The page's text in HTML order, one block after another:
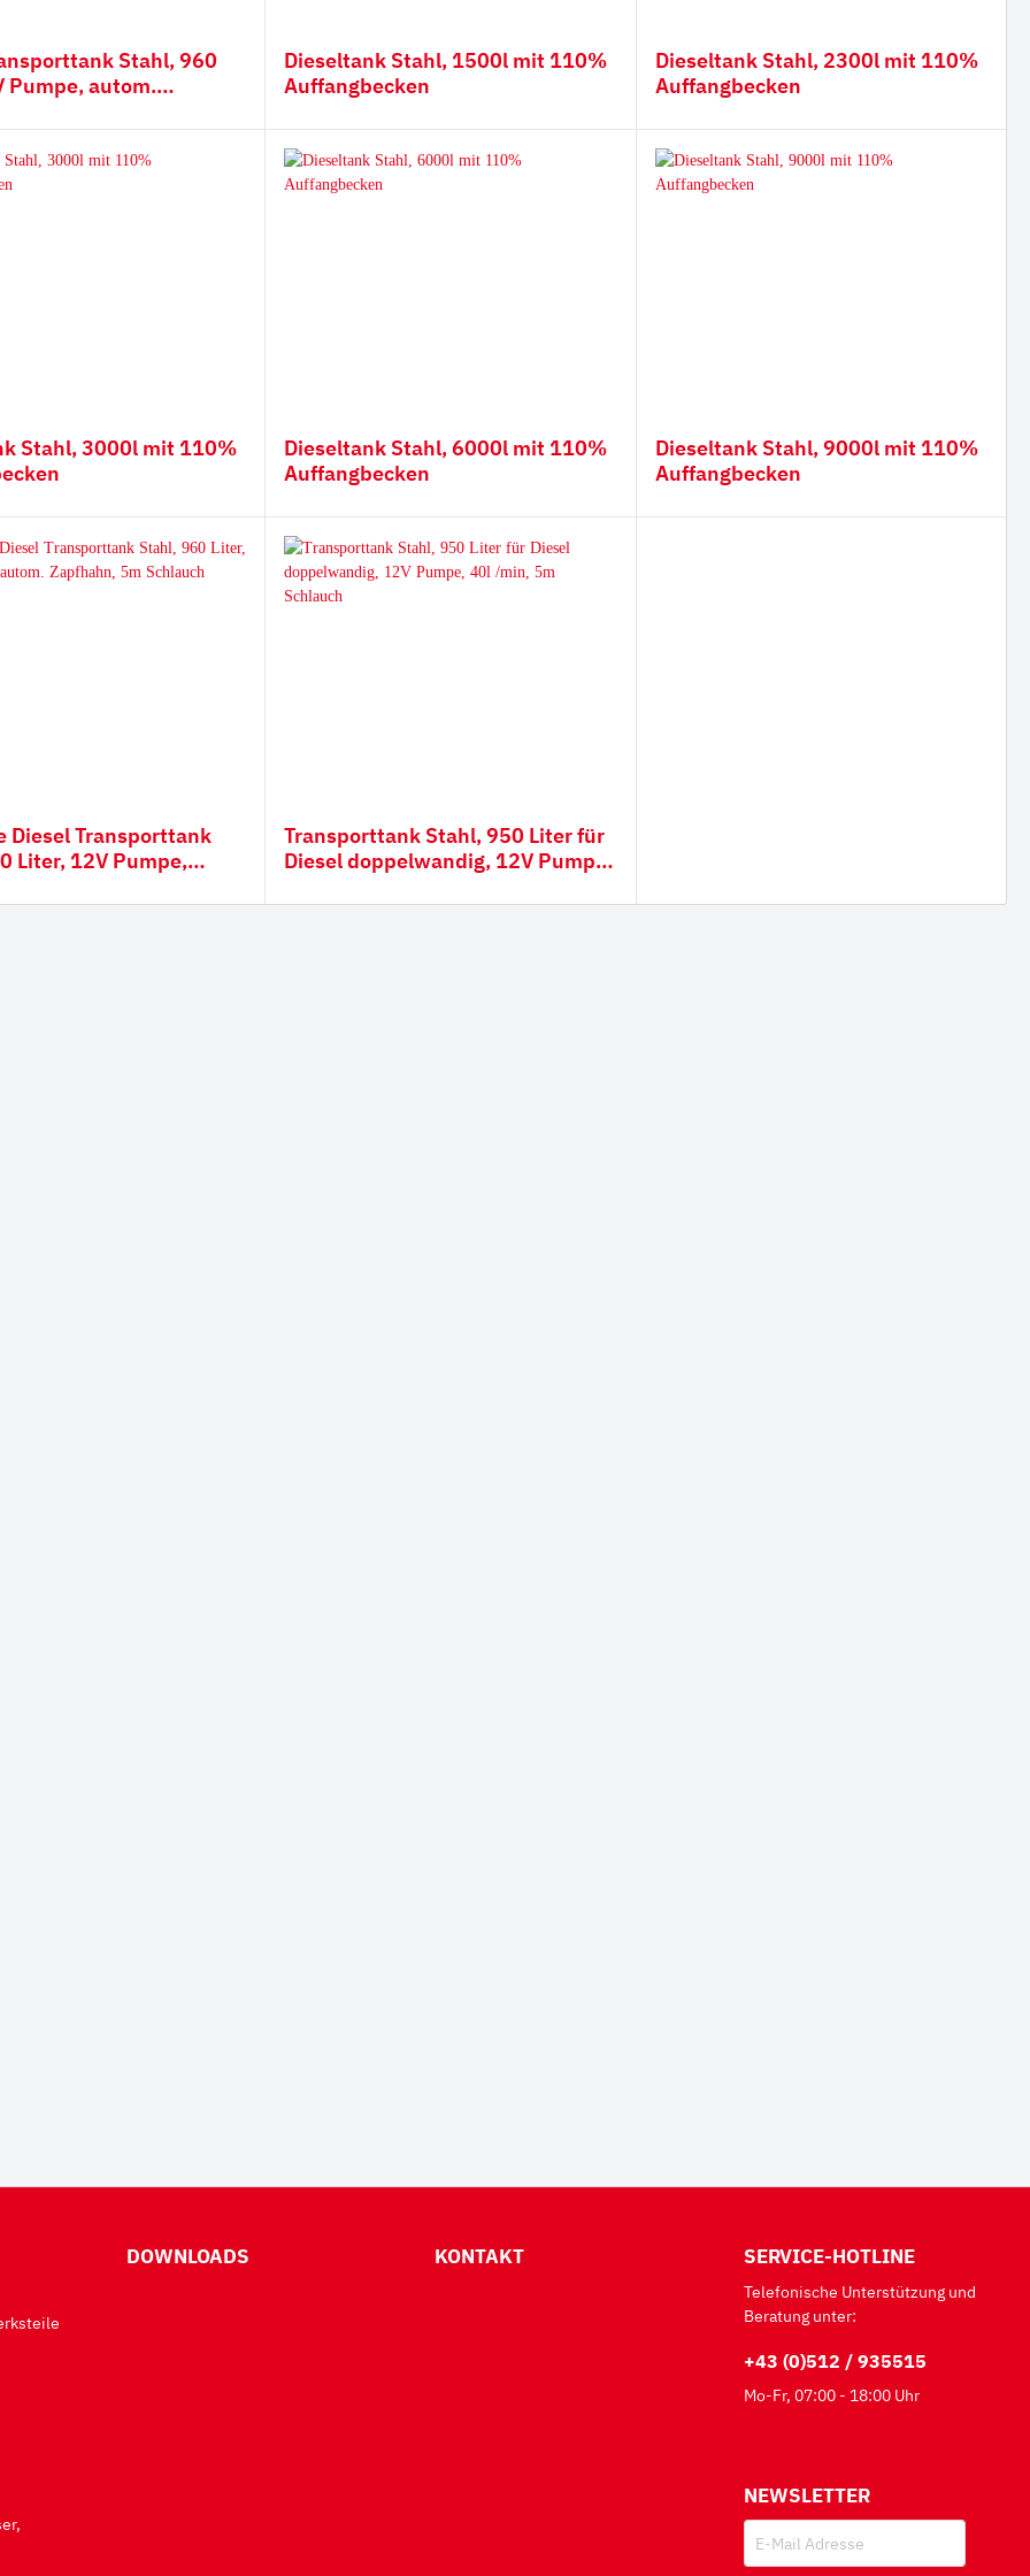
Futura Zahnsystem
Kobelco
H&L
Hensley
JCB
Kingmet
UNIZ
Löffelschutz
Chocky Bars
Stahl, 960
Pumpe, autom.
Dieseltank Stahl, 1500l mit 110%
Auffangbecken
Dieseltank Stahl, 2300l mit 110%
Auffangbecken
Stahl, 3000l mit 110%
Dieseltank Stahl, 6000l mit 110%
Auffangbecken
Dieseltank Stahl, 9000l mit 110%
Auffangbecken
Diesel Transporttank
Liter, 12V Pumpe,
Transporttank Stahl, 950 Liter für
Diesel doppelwandig, 12V Pumpe,
DOWNLOADS KONTAKT SERVICE-HOTLINE
Telefonische Unterstützung und
Beratung unter:
+43 (0)512 / 935515
Mo-Fr, 07:00 - 18:00 Uhr
NEWSLETTER